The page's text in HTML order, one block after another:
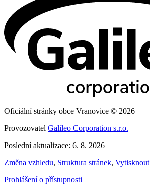
Oficiální stránky obce Vranovice © 2026
Provozovatel Galileo Corporation s.r.o.
Poslední aktualizace: 6. 8. 2026
Změna vzhledu, Struktura stránek, Vytisknout
Prohlášení o přístupnosti